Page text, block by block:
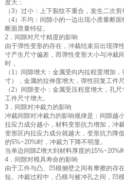
度大；
（3）过小：上下裂纹不重合，发生二次
（4）不均：间隙小的一边出现小质量断
断面质量特征。
2．间隙对尺寸精度的影响
由于弹性变形的存在，冲裁结束后出现弹
寸产生尺寸偏差，而弹性变形大小与冲裁
时，
（1）间隙增大：金属受向内拉程度增加
寸），金属的拉伸度增大，弹性回复工件
（2）间隙变小：金属受压程度增大，孔
工件尺寸增大。
3．间隙对冲裁力的影响
冲裁间隙对冲裁力的影响规律是：间隙越
拉应力成分越小，材料变形抗力增加，冲
变形区内拉应力成分就越大，变形抗力降
的5%~20%时，冲裁力下降不明显。
当单边间隙Z增大到材料厚度的15%~20%
4．间隙对模具寿命的影响
由于工件与凸、凹模侧壁之间有摩擦的存
短。冲裁过程中，凸模与被冲孔之间，凹